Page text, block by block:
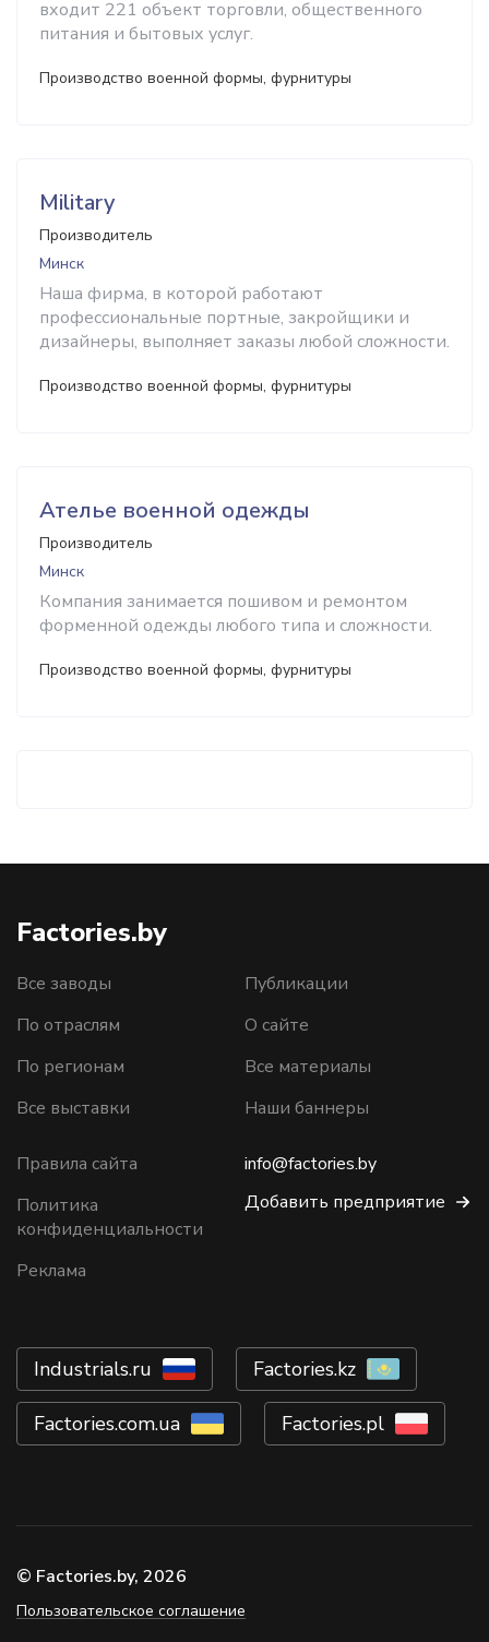
входит 221 объект торговли, общественного
питания и бытовых услуг.
Производство военной формы, фурнитуры
Military
Производитель
Минск
Наша фирма, в которой работают
профессиональные портные, закройщики и
дизайнеры, выполняет заказы любой сложности.
Производство военной формы, фурнитуры
Ателье военной одежды
Производитель
Минск
Компания занимается пошивом и ремонтом
форменной одежды любого типа и сложности.
Производство военной формы, фурнитуры
Factories.by
Все заводы
По отраслям
По регионам
Все выставки
Публикации
О сайте
Все материалы
Наши баннеры
Правила сайта
Политика
конфиденциальности
Реклама
info@factories.by
Добавить предприятие
Industrials.ru Factories.kz
Factories.com.ua Factories.pl
© Factories.by, 2026
Пользовательское соглашение